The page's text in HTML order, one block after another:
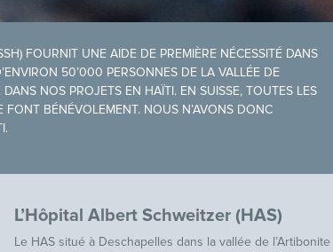
FOURNIT UNE AIDE DE PREMIÈRE NÉCESSITÉ DANS
50’000 PERSONNES DE LA VALLÉE DE
NOS PROJETS EN HAÏTI. EN SUISSE, TOUTES LES
BÉNÉVOLEMENT. NOUS N’AVONS DONC
L’Hôpital Albert Schweitzer (HAS)
Le HAS situé à Deschapelles dans la vallée de l’Artibonite